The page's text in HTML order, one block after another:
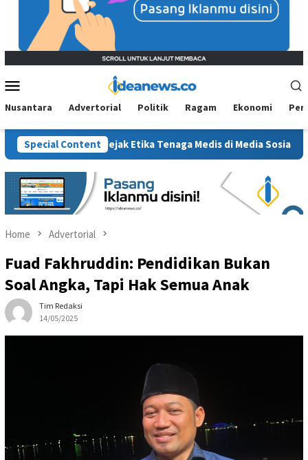
Menu
Nusantara Advertorial Politik Ragam Ekonomi
Special Content
Sanksi, Jejak Etika Tenaga Medis di Media Sosial Kembali
Home Advertorial
Fuad Fakhruddin: Pendidikan Bukan
Soal Angka, Tapi Hak Semua Anak
Tim Redaksi
14/05/2025